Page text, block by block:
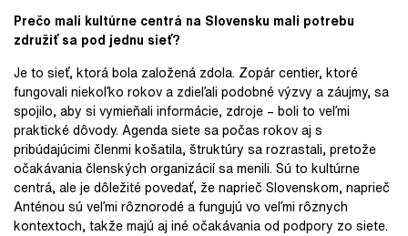
Prečo mali kultúrne centrá na Slovensku mali potrebu
združiť sa pod jednu sieť?
Je to sieť, ktorá bola založená zdola. Zopár centier, ktoré
fungovali niekoľko rokov a zdieľali podobné výzvy a záujmy, sa
spojilo, aby si vymieňali informácie, zdroje – boli to veľmi
praktické dôvody. Agenda siete sa počas rokov aj s
pribúdajúcimi členmi košatila, štruktúry sa rozrastali, pretože
očakávania členských organizácií sa menili. Sú to kultúrne
centrá, ale je dôležité povedať, že naprieč Slovenskom, naprieč
Anténou sú veľmi rôznorodé a fungujú vo veľmi rôznych
kontextoch, takže majú aj iné očakávania od podpory zo siete.